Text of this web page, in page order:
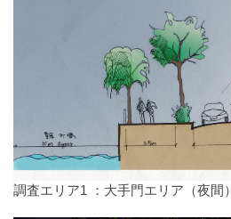
調査エリア1 ：大手門エリア（夜間）